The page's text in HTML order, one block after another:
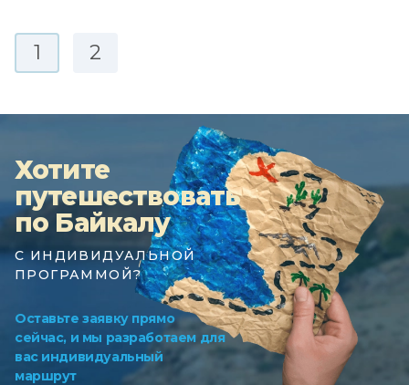
1 2
Хотите
путешествовать
по Байкалу
С ИНДИВИДУАЛЬНОЙ
ПРОГРАММОЙ?
Оставьте заявку прямо
сейчас, и мы разработаем для
вас индивидуальный
маршрут